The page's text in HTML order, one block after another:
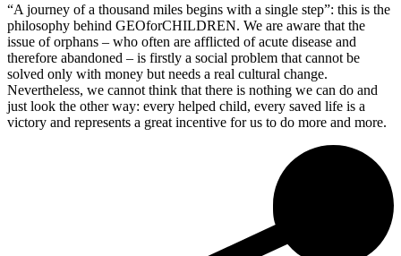
“A journey of a thousand miles begins with a single step”: this is the
philosophy behind GEOforCHILDREN. We are aware that the
issue of orphans – who often are afflicted of acute disease and
therefore abandoned – is firstly a social problem that cannot be
solved only with money but needs a real cultural change.
Nevertheless, we cannot think that there is nothing we can do and
just look the other way: every helped child, every saved life is a
victory and represents a great incentive for us to do more and more.